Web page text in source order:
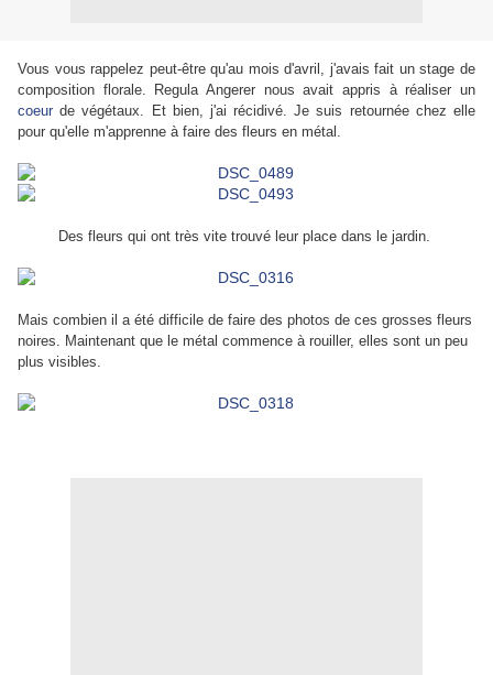
Vous vous rappelez peut-être qu'au mois d'avril, j'avais fait un stage de
composition florale. Regula Angerer nous avait appris à réaliser un
coeur de végétaux. Et bien, j'ai récidivé. Je suis retournée chez elle
pour qu'elle m'apprenne à faire des fleurs en métal.
Des fleurs qui ont très vite trouvé leur place dans le jardin.
Mais combien il a été difficile de faire des photos de ces grosses fleurs
noires. Maintenant que le métal commence à rouiller, elles sont un peu
plus visibles.